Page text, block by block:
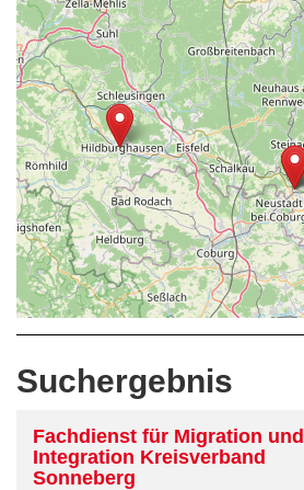
Suchergebnis
Fachdienst für Migration und
Integration Kreisverband
Sonneberg